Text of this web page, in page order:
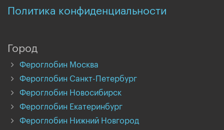
Политика конфиденциальности
Город
Фероглобин Москва
Фероглобин Санкт-Петербург
Фероглобин Новосибирск
Фероглобин Екатеринбург
Фероглобин Нижний Новгород